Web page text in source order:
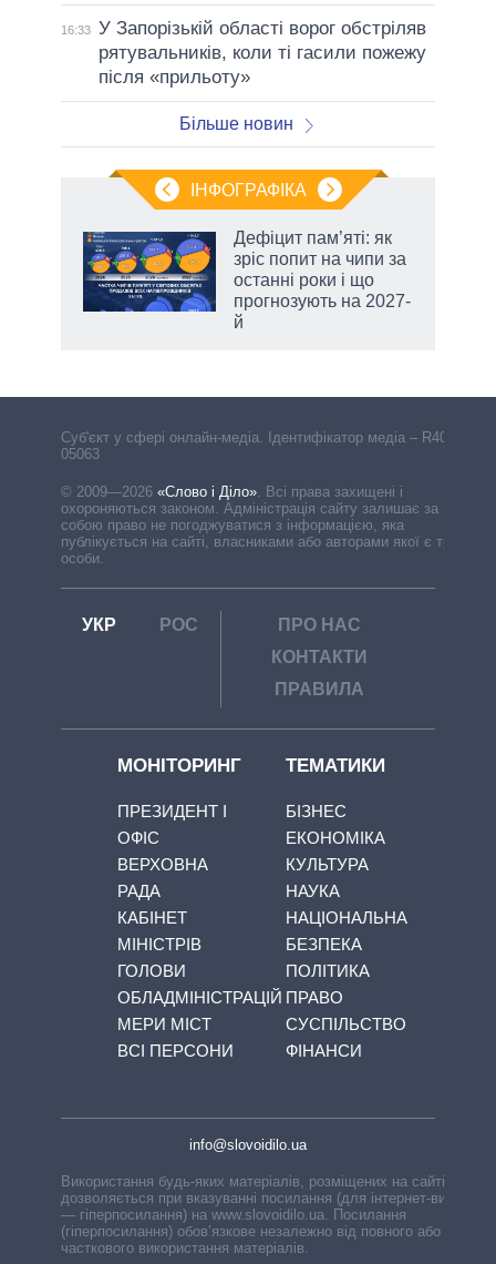
16:33 У Запорізькій області ворог обстріляв
рятувальників, коли ті гасили пожежу
після «прильоту»
Більше новин
ІНФОГРАФІКА
Дефіцит пам’яті: як
зріс попит на чипи за
останні роки і що
прогнозують на 2027-
й
Cуб'єкт у сфері онлайн-медіа. Ідентифікатор медіа – R40-
05063
© 2009—2026 «Слово і Діло». Всі права захищені і
охороняються законом. Адміністрація сайту залишає за
собою право не погоджуватися з інформацією, яка
публікується на сайті, власниками або авторами якої є треті
особи.
УКР РОС
ПРО НАС
КОНТАКТИ
ПРАВИЛА
МОНІТОРИНГ
ПРЕЗИДЕНТ І
ОФІС
ВЕРХОВНА
РАДА
КАБІНЕТ
МІНІСТРІВ
ГОЛОВИ
ОБЛАДМІНІСТРАЦІЙ
МЕРИ МІСТ
ВСІ ПЕРСОНИ
ТЕМАТИКИ
БІЗНЕС
ЕКОНОМІКА
КУЛЬТУРА
НАУКА
НАЦІОНАЛЬНА
БЕЗПЕКА
ПОЛІТИКА
ПРАВО
СУСПІЛЬСТВО
ФІНАНСИ
info@slovoidilo.ua
Використання будь-яких матеріалів, розміщених на сайті,
дозволяється при вказуванні посилання (для інтернет-видань
— гіперпосилання) на www.slovoidilo.ua. Посилання
(гіперпосилання) обов’язкове незалежно від повного або
часткового використання матеріалів.